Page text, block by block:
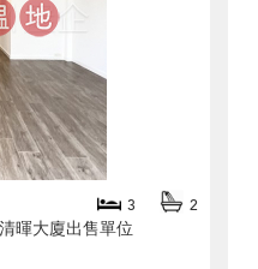
3 2
暉大廈出售單位